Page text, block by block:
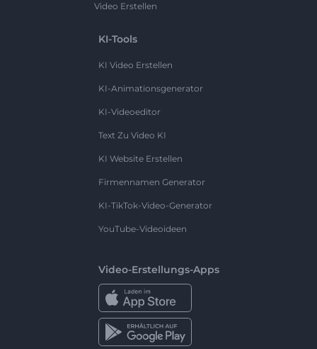
Video Erstellen
KI-Tools
KI Video Erstellen
KI-Animationsgenerator
KI-Videoeditor
Text Zu Video KI
KI Website Erstellen
Firmennamen Generator
KI-TikTok-Video-Generator
YouTube-Videoideen
Video-Erstellungs-Apps